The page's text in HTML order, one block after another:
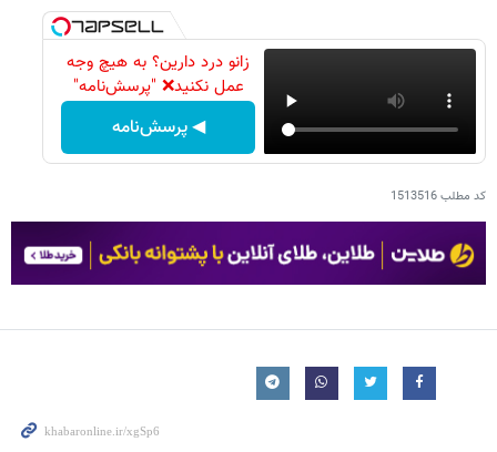
زانو درد دارین؟ به هیچ وجه
عمل نکنید❌ "پرسش‌نامه"
◀ پرسش‌نامه
کد مطلب1513516